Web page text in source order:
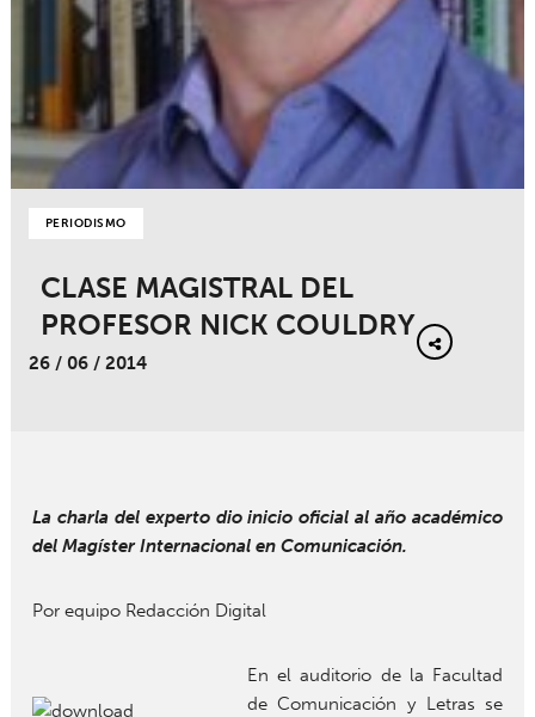
PERIODISMO
CLASE MAGISTRAL DEL
PROFESOR NICK COULDRY
26 / 06 / 2014
La charla del experto dio inicio oficial al año académico
del Magíster Internacional en Comunicación.
Por equipo Redacción Digital
En el auditorio de la Facultad
de Comunicación y Letras se